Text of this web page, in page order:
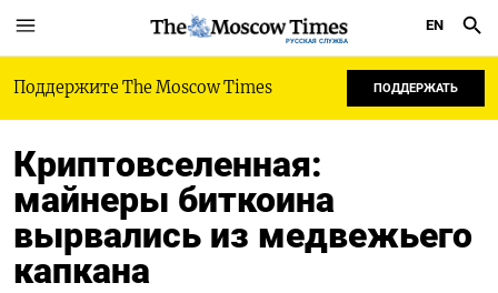
РУССКАЯ СЛУЖБА
EN
Поддержите The Moscow Times ПОДДЕРЖАТЬ
Криптовселенная:
майнеры биткоина
вырвались из медвежьего
капкана